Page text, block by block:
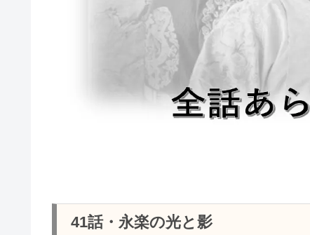
41話・永楽の光と影